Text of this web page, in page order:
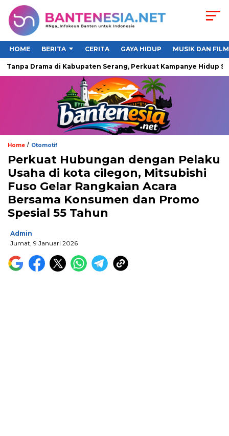
HOME BERITA CERITA GAYA HIDUP MUSIK DAN FILM
Drama di Kabupaten Serang, Perkuat Kampanye Hidup
Home / Otomotif
Perkuat Hubungan dengan Pelaku
Usaha di kota cilegon, Mitsubishi
Fuso Gelar Rangkaian Acara
Bersama Konsumen dan Promo
Spesial 55 Tahun
Admin
Jumat, 9 Januari 2026